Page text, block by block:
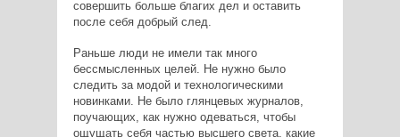
совершить больше благих дел и оставить
после себя добрый след.
Раньше люди не имели так много
бессмысленных целей. Не нужно было
следить за модой и технологическими
новинками. Не было глянцевых журналов,
поучающих, как нужно одеваться, чтобы
ощущать себя частью высшего света, какие